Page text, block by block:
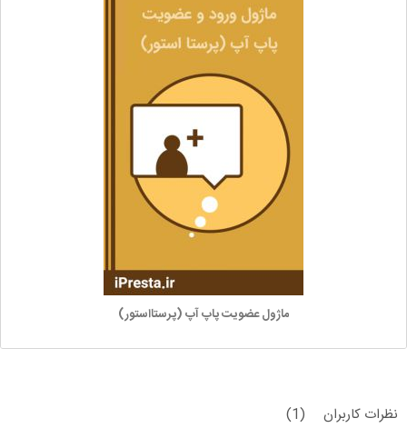
ماژول عضویت پاپ آپ (پرستااستور)
نظرات کاربران (1)